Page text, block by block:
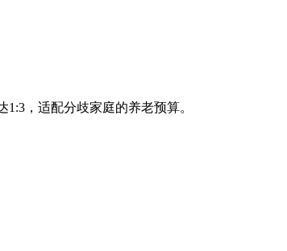
，适配分歧家庭的养老预算。